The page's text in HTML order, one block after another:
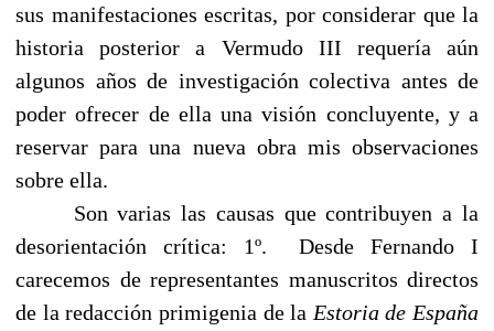
sus manifestaciones escritas, por considerar que la
historia posterior a Vermudo III requería
aún
algunos años de investigación colectiva antes de
poder ofrecer de ella una visión concluyente, y a
reservar para una nueva obra mis observaciones
sobre ella.
Son varias las causas que contribuyen a la
desorientación crítica: 1º. Desde Fernando I
carecemos de representantes manuscritos directos
de la redacción primigenia de la Estoria de España